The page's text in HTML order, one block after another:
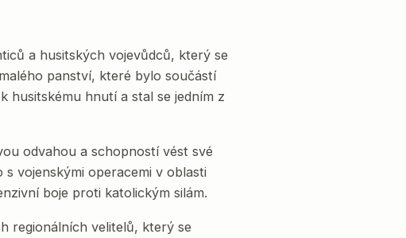
a husitských vojevůdců, který se
panství, které bylo součástí
husitskému hnutí a stal se jedním z
odvahou a schopností vést své
vojenskými operacemi v oblasti
boje proti katolickým silám.
regionálních velitelů, který se